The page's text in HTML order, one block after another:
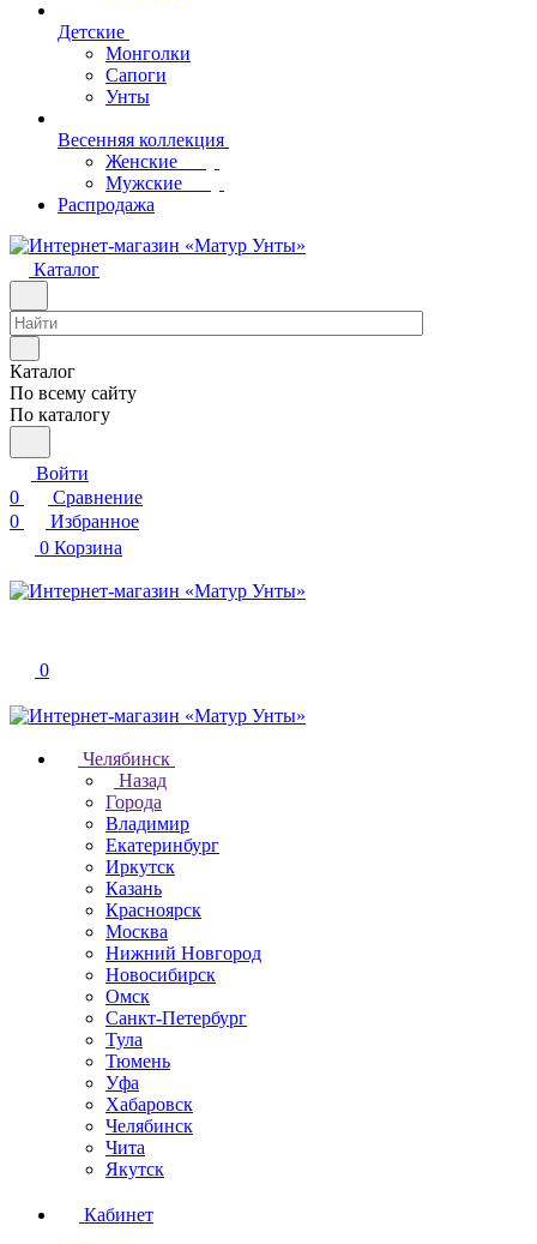
Детские
Монголки
Сапоги
Унты
Весенняя коллекция
Женские
Мужские
Распродажа
Каталог
Каталог
По всему сайту
По каталогу
Войти
0
Сравнение
0
Избранное
0 Корзина
0
Челябинск
Назад
Города
Владимир
Екатеринбург
Иркутск
Казань
Красноярск
Москва
Нижний Новгород
Новосибирск
Омск
Санкт-Петербург
Тула
Тюмень
Уфа
Хабаровск
Челябинск
Чита
Якутск
Кабинет